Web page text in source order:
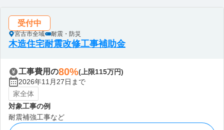
受付中
宮古市全域 耐震・防災
木造住宅耐震改修工事補助金
工事費用の80%(上限115万円)
2026年11月27日まで
家全体
対象工事の例
耐震補強工事など